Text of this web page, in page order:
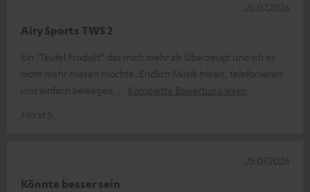
Airy Sports TWS 2
Ein "Teufel Produkt" das mich mehr als Überzeugt und ich es
nicht mehr missen möchte. Endlich Musik hören, telefonieren
und einfach bewegen,
Komplette Bewertung lesen
Horst S.
25.07.2026
Könnte besser sein
25.07.2026